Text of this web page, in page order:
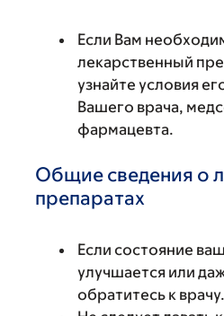
Если Вам
лекарственный
узнайте условия
Вашего врача,
фармацевта.
Общие сведения о
препаратах
Если состояние
улучшается или
обратитесь к врачу.